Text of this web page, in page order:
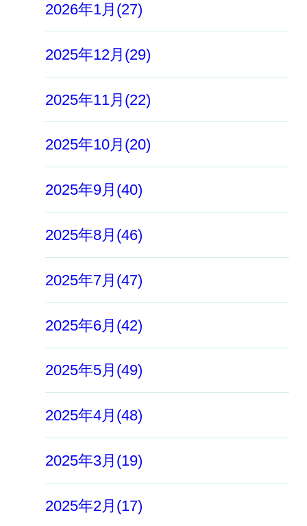
2026年1月(27)
2025年12月(29)
2025年11月(22)
2025年10月(20)
2025年9月(40)
2025年8月(46)
2025年7月(47)
2025年6月(42)
2025年5月(49)
2025年4月(48)
2025年3月(19)
2025年2月(17)